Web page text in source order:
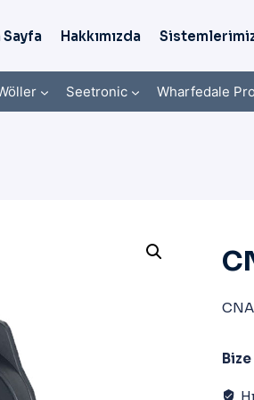
Sayfa Hakkımızda
Seetronic Wharfedale Pro
Bize